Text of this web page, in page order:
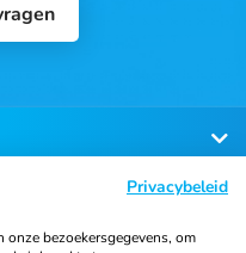
Privacybeleid
bezoekersgegevens, om